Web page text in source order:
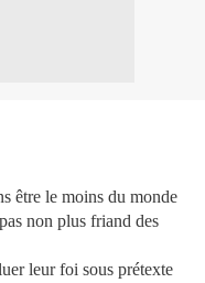
être le moins du monde
non plus friand des
leur foi sous prétexte